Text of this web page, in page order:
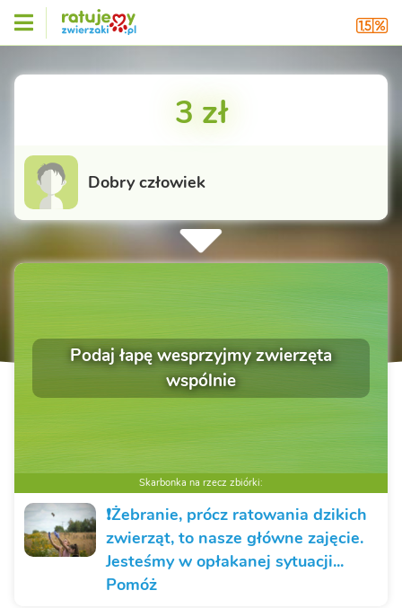
3 zł
Dobry człowiek
Podaj łapę wesprzyjmy zwierzęta
wspólnie
Skarbonka na rzecz zbiórki:
❗️Żebranie, prócz ratowania dzikich
zwierząt, to nasze główne zajęcie.
Jesteśmy w opłakanej sytuacji...
Pomóż